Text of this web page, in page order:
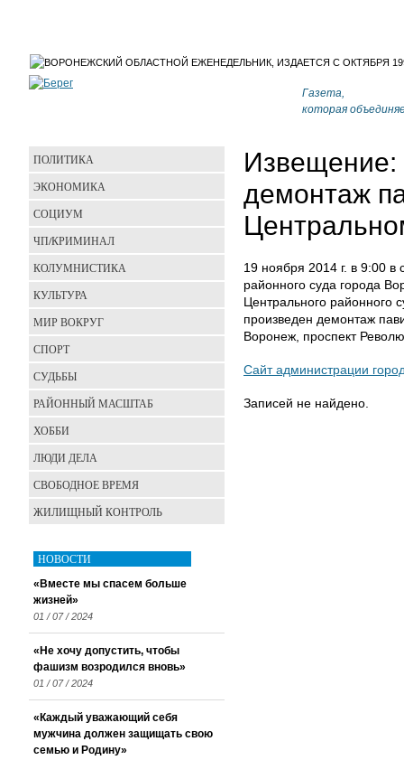
Газета,
которая
Извещение:
демонтаж
19 ноября 2014 г. в 9:00 в
районного суда города
Центрального районного
произведен демонтаж
Воронеж, проспект
Сайт администрации
Записей не найдено.
ПОЛИТИКА
ЭКОНОМИКА
СОЦИУМ
ЧП/КРИМИНАЛ
КОЛУМНИСТИКА
КУЛЬТУРА
МИР ВОКРУГ
СПОРТ
СУДЬБЫ
РАЙОННЫЙ МАСШТАБ
ХОББИ
ЛЮДИ ДЕЛА
СВОБОДНОЕ ВРЕМЯ
ЖИЛИЩНЫЙ КОНТРОЛЬ
НОВОСТИ
«Вместе мы спасем больше
жизней»
01 / 07 / 2024
«Не хочу допустить, чтобы
фашизм возродился вновь»
01 / 07 / 2024
«Каждый уважающий себя
мужчина должен защищать свою
семью и Родину»